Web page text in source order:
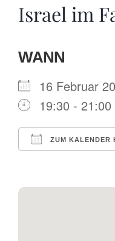
Israel im
WANN
16 Februar
19:30 - 21:00
ZUM KALENDER